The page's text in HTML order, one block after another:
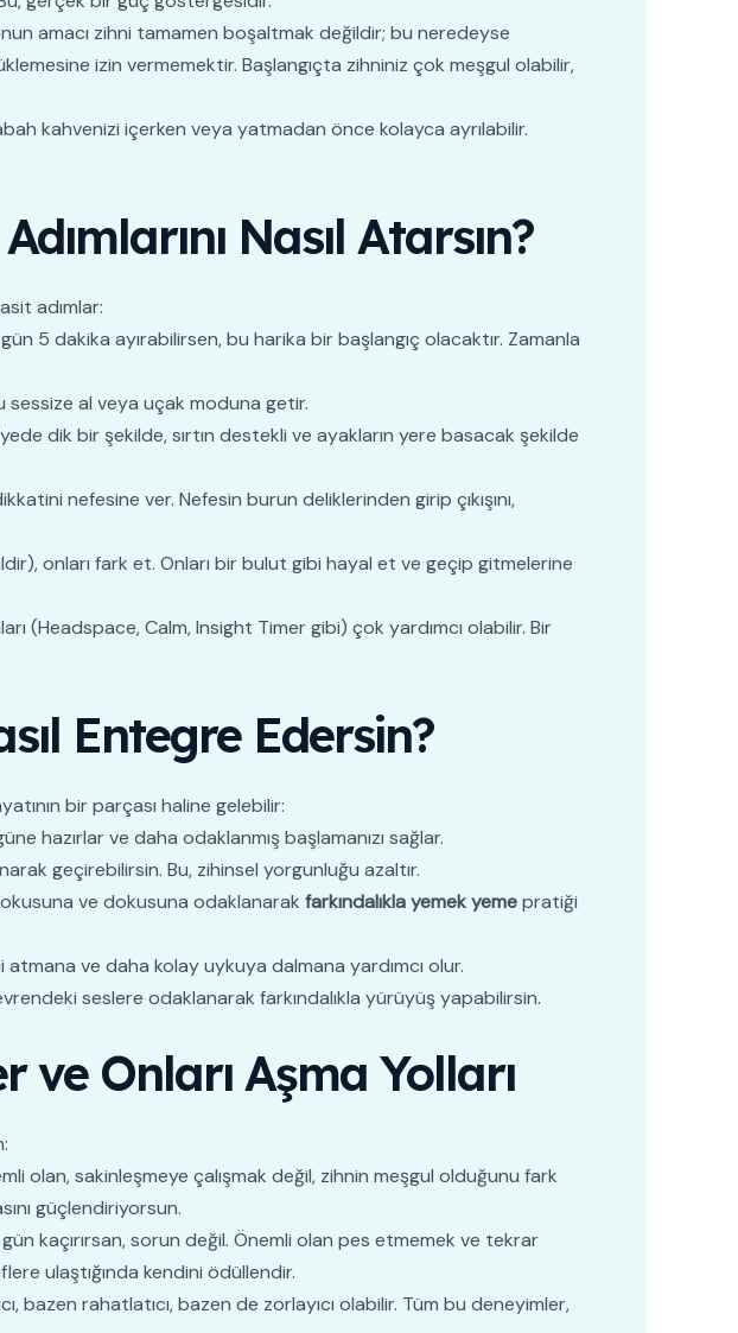
amacı zihni tamamen boşaltmak değildir; bu neredeyse
izin vermemektir. Başlangıçta zihniniz çok meşgul olabilir,
kahvenizi içerken veya yatmadan önce kolayca ayrılabilir.
Nasıl Atarsın?
adımlar:
5 dakika ayırabilirsen, bu harika bir başlangıç olacaktır. Zamanla
sessize al veya uçak moduna getir.
dik bir şekilde, sırtın destekli ve ayakların yere basacak şekilde
nefesine ver. Nefesin burun deliklerinden girip çıkışını,
onları fark et. Onları bir bulut gibi hayal et ve geçip gitmelerine
(Headspace, Calm, Insight Timer gibi) çok yardımcı olabilir. Bir
Entegre Edersin?
bir parçası haline gelebilir:
hazırlar ve daha odaklanmış başlamanızı sağlar.
geçirebilirsin. Bu, zihinsel yorgunluğu azaltır.
ve dokusuna odaklanarak farkındalıkla yemek yemepratiği
ve daha kolay uykuya dalmana yardımcı olur.
seslere odaklanarak farkındalıkla yürüyüş yapabilirsin.
ve Onları Aşma Yolları
olan, sakinleşmeye çalışmak değil, zihnin meşgul olduğunu fark
güçlendiriyorsun.
kaçırırsan, sorun değil. Önemli olan pes etmemek ve tekrar
ulaştığında kendini ödüllendir.
bazen rahatlatıcı, bazen de zorlayıcı olabilir. Tüm bu deneyimler,